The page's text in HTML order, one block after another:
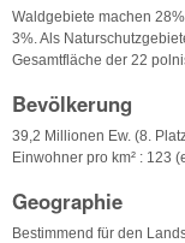
Waldgebiete machen
3%. Als
Gesamtfläche der 22
Bevölkerung
39,2 Millionen Ew. (8.
Einwohner pro km² : 123
Geographie
Bestimmend für den